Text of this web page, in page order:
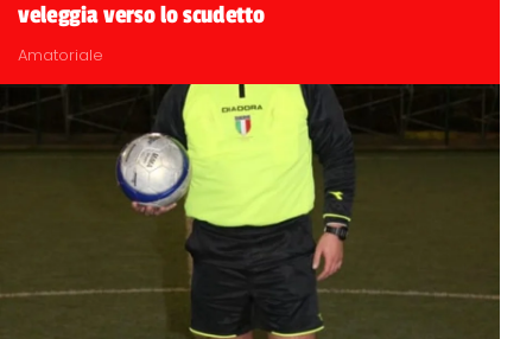
veleggia verso lo scudetto
Amatoriale